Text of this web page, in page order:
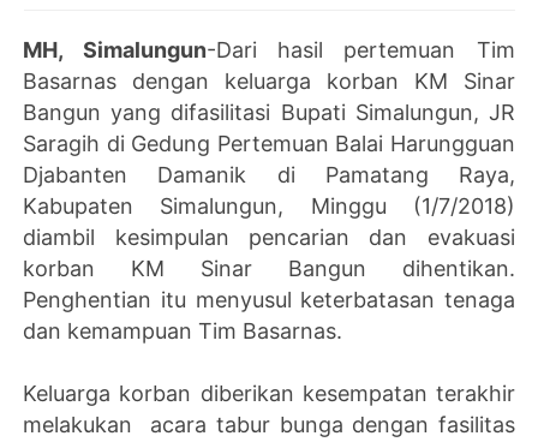
MH, Simalungun-Dari hasil pertemuan Tim
Basarnas dengan keluarga korban KM Sinar
Bangun yang difasilitasi Bupati Simalungun, JR
Saragih di Gedung Pertemuan Balai Harungguan
Djabanten Damanik di Pamatang Raya,
Kabupaten Simalungun, Minggu (1/7/2018)
diambil kesimpulan pencarian dan evakuasi
korban KM Sinar Bangun dihentikan.
Penghentian itu menyusul keterbatasan tenaga
dan kemampuan Tim Basarnas.
Keluarga korban diberikan kesempatan terakhir
melakukan acara tabur bunga dengan fasilitas